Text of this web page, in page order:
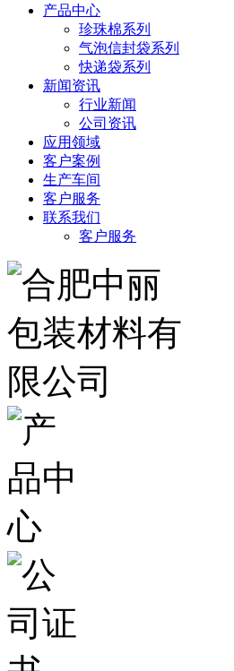
产品中心
珍珠棉系列
气泡信封袋系列
快递袋系列
新闻资讯
行业新闻
公司资讯
应用领域
客户案例
生产车间
客户服务
联系我们
客户服务